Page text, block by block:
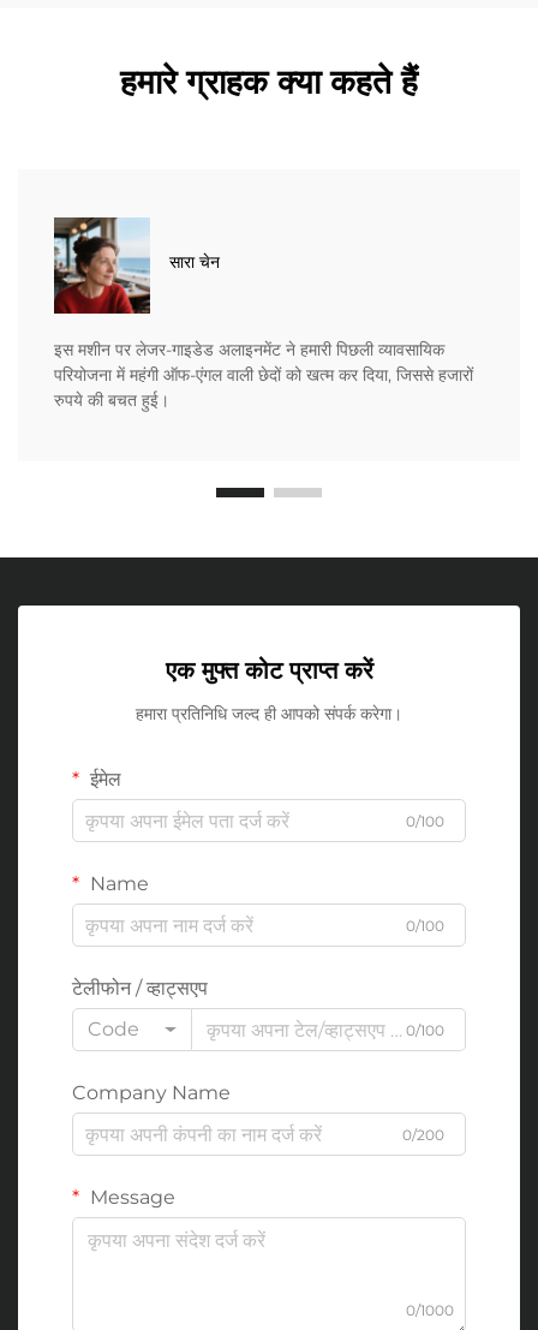
हमारे ग्राहक क्या कहते हैं
सारा चेन
इस मशीन पर लेजर-गाइडेड अलाइनमेंट ने हमारी पिछली व्यावसायिक
परियोजना में महंगी ऑफ-एंगल वाली छेदों को खत्म कर दिया, जिससे हजारों
रुपये की बचत हुई।
एक मुफ्त कोट प्राप्त करें
हमारा प्रतिनिधि जल्द ही आपको संपर्क करेगा।
ईमेल
0/100
Name
0/100
टेलीफोन / व्हाट्सएप
Code
0/100
Company Name
0/200
Message
0/1000